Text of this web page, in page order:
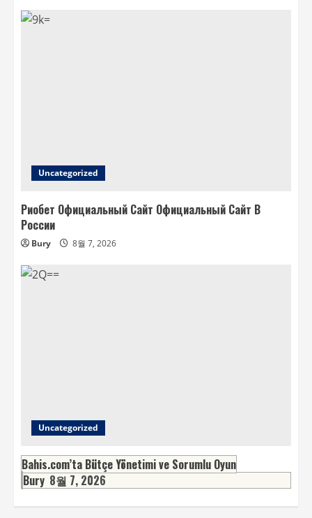
Uncategorized
Риобет Официальный Сайт Официальный Сайт В
России
Bury 8월 7, 2026
Uncategorized
Bahis.com’ta Bütçe Yönetimi ve Sorumlu Oyun
Bury 8월 7, 2026